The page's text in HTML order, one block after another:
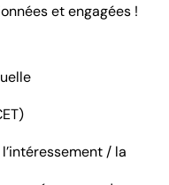
et engagées !
/ la